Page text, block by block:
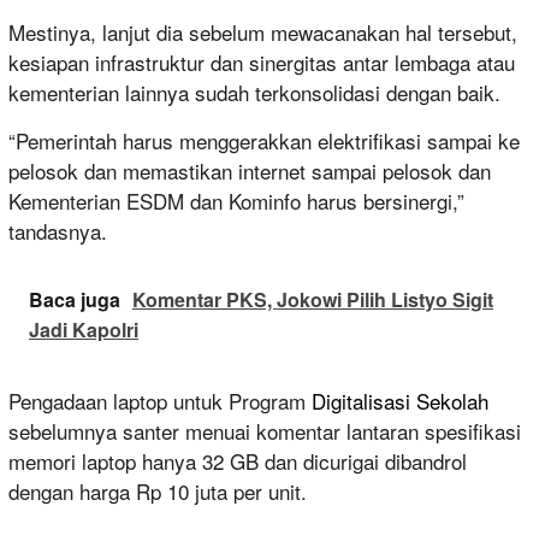
Mestinya, lanjut dia sebelum mewacanakan hal tersebut,
kesiapan infrastruktur dan sinergitas antar lembaga atau
kementerian lainnya sudah terkonsolidasi dengan baik.
“Pemerintah harus menggerakkan elektrifikasi sampai ke
pelosok dan memastikan internet sampai pelosok dan
Kementerian ESDM dan Kominfo harus bersinergi,”
tandasnya.
Baca juga Komentar PKS, Jokowi Pilih Listyo Sigit
Jadi Kapolri
Pengadaan laptop untuk Program Digitalisasi Sekolah
sebelumnya santer menuai komentar lantaran spesifikasi
memori laptop hanya 32 GB dan dicurigai dibandrol
dengan harga Rp 10 juta per unit.